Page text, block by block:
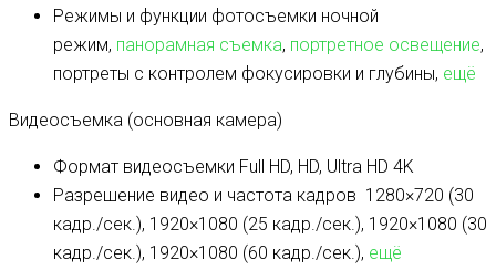
Режимы и функции фотосъемки ночной
режим, панорамная съемка, портретное освещение,
портреты с контролем фокусировки и глубины, ещё
Видеосъемка (основная камера)
Формат видеосъемки Full HD, HD, Ultra HD 4K
Разрешение видео и частота кадров 1280×720 (30
кадр./сек.), 1920×1080 (25 кадр./сек.), 1920×1080 (30
кадр./сек.), 1920×1080 (60 кадр./сек.), ещё